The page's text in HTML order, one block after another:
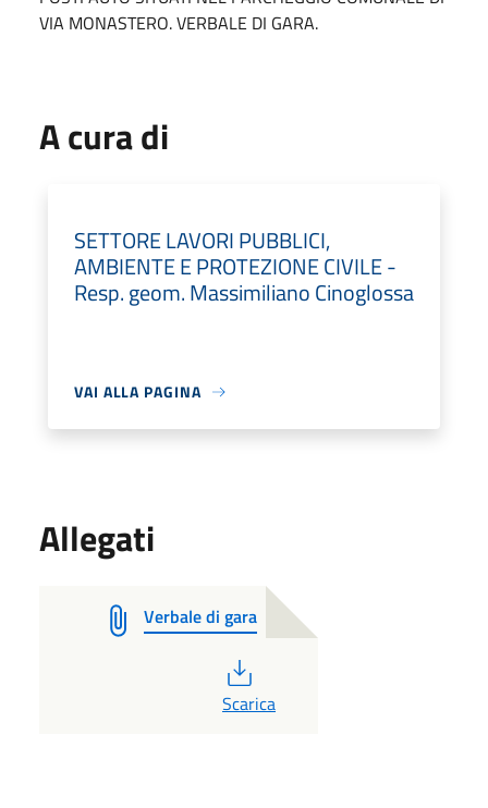
VIA MONASTERO. VERBALE DI GARA.
A cura di
SETTORE LAVORI PUBBLICI,
AMBIENTE E PROTEZIONE CIVILE -
Resp. geom. Massimiliano Cinoglossa
VAI ALLA PAGINA
Allegati
Verbale di gara
PDF
Scarica